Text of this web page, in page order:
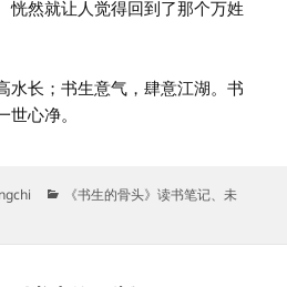
恍然就让人觉得回到了那个万姓
水长；书生意气，肆意江湖。书
心净。
分《书生的骨头》读书笔记、未